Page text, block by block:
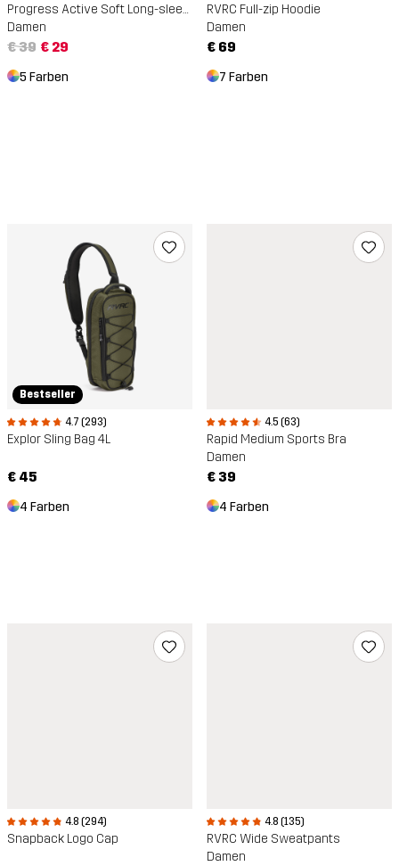
Progress Active Soft Long-sleeved T-shirt
Damen
€ 39 € 29
5 Farben
RVRC Full-zip Hoodie
Damen
€ 69
7 Farben
Bestseller
4.7 (293)
Explor Sling Bag 4L
€ 45
4 Farben
4.5 (63)
Rapid Medium Sports Bra
Damen
€ 39
4 Farben
4.8 (294)
Snapback Logo Cap
4.8 (135)
RVRC Wide Sweatpants
Damen